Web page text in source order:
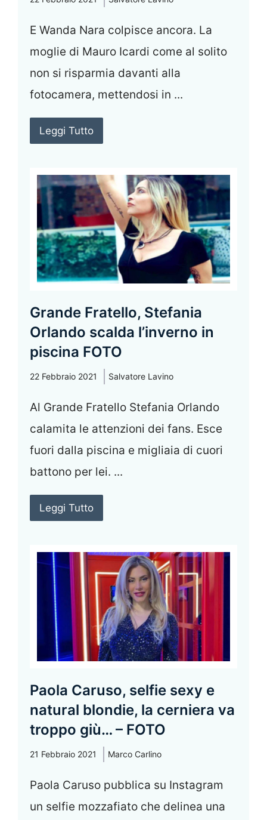
E Wanda Nara colpisce ancora. La
moglie di Mauro Icardi come al solito
non si risparmia davanti alla
fotocamera, mettendosi in ...
Leggi Tutto
Grande Fratello, Stefania
Orlando scalda l’inverno in
piscina FOTO
22 Febbraio 2021 Salvatore Lavino
Al Grande Fratello Stefania Orlando
calamita le attenzioni dei fans. Esce
fuori dalla piscina e migliaia di cuori
battono per lei. ...
Leggi Tutto
Paola Caruso, selfie sexy e
natural blondie, la cerniera va
troppo giù… – FOTO
21 Febbraio 2021 Marco Carlino
Paola Caruso pubblica su Instagram
un selfie mozzafiato che delinea una